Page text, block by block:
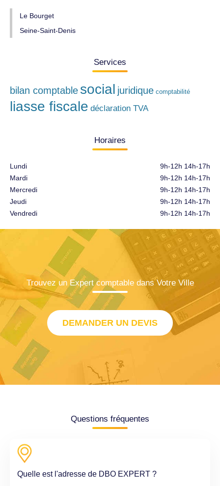
Le Bourget
Seine-Saint-Denis
Services
bilan comptable social juridique comptabilité
liasse fiscale déclaration TVA
Horaires
Lundi
Mardi
Mercredi
Jeudi
Vendredi
9h-12h 14h-17h
9h-12h 14h-17h
9h-12h 14h-17h
9h-12h 14h-17h
9h-12h 14h-17h
Trouvez un Expert comptable dans Votre Ville
DEMANDER UN DEVIS
Questions fréquentes
Quelle est l'adresse de DBO EXPERT ?